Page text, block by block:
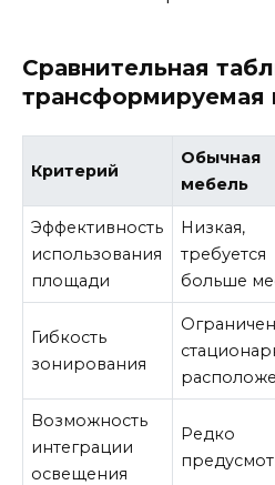
Сравнительная
трансформируемая
Критерий
Обычная
мебель
Эффективность
использования
площади
Низкая,
требуется
больше
Гибкость
зонирования
Возможность
интеграции
освещения
Редко